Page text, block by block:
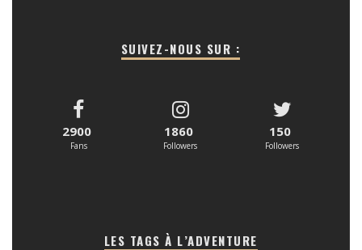
SUIVEZ-NOUS SUR :
2900
Fans
1860
Followers
150
Followers
LES TAGS À L’ADVENTURE